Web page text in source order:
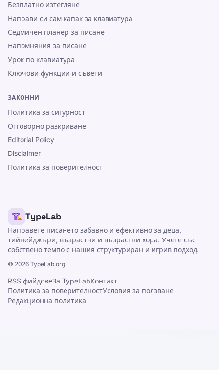
Безплатно изтегляне
Направи си сам капак за клавиатура
Седмичен планер за писане
Напомняния за писане
Урок по клавиатура
Ключови функции и съвети
ЗАКОННИ
Политика за сигурност
Отговорно разкриване
Editorial Policy
Disclaimer
Политика за поверителност
TypeLab
Направете писането забавно и ефективно за деца,
тийнейджъри, възрастни и възрастни хора. Учете със
собствено темпо с нашия структуриран и игрив подход.
© 2026 TypeLab.org
RSS фийдовеЗа TypeLabКонтакт
Политика за поверителностУсловия за ползване
Редакционна политика